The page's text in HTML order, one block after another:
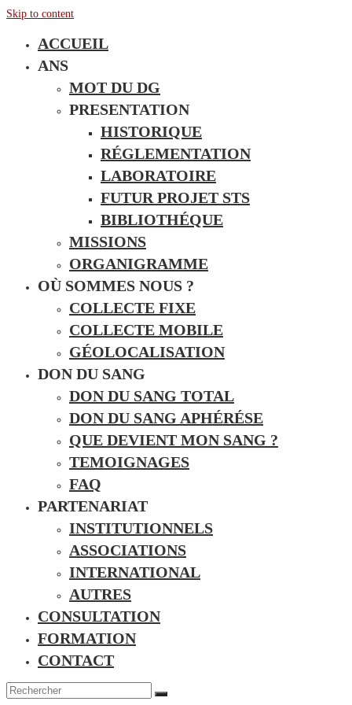
Skip to content
ACCUEIL
ANS
MOT DU DG
PRESENTATION
HISTORIQUE
RÉGLEMENTATION
LABORATOIRE
FUTUR PROJET STS
BIBLIOTHÉQUE
MISSIONS
ORGANIGRAMME
OÙ SOMMES NOUS ?
COLLECTE FIXE
COLLECTE MOBILE
GÉOLOCALISATION
DON DU SANG
DON DU SANG TOTAL
DON DU SANG APHÉRÉSE
QUE DEVIENT MON SANG ?
TEMOIGNAGES
FAQ
PARTENARIAT
INSTITUTIONNELS
ASSOCIATIONS
INTERNATIONAL
AUTRES
CONSULTATION
FORMATION
CONTACT